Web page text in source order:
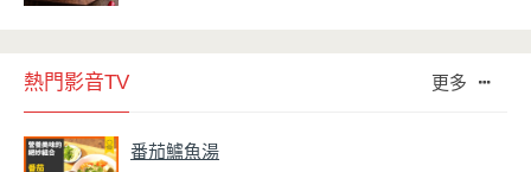
熱門影音TV 更多
番茄鱸魚湯